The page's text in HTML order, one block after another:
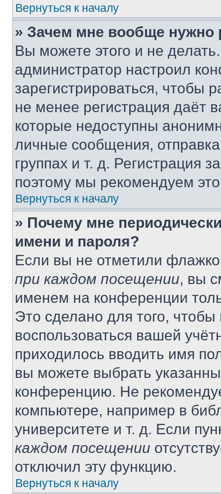
Вернуться к началу
» Зачем мне вообще нужно
Вы можете этого и не
администратор настроил
зарегистрироваться, чтобы
не менее регистрация даёт
которые недоступны
личные сообщения,
группах и т. д. Регистрация
поэтому мы рекомендуем
Вернуться к началу
» Почему мне
имени и пароля?
Если вы не отметили
при каждом посещении, вы
именем на конференции
Это сделано для того, чтобы
воспользоваться вашей
приходилось вводить имя
вы можете выбрать
конференцию. Не
компьютере, например в
университете и т. д. Если
каждом посещении
отключил эту функцию.
Вернуться к началу